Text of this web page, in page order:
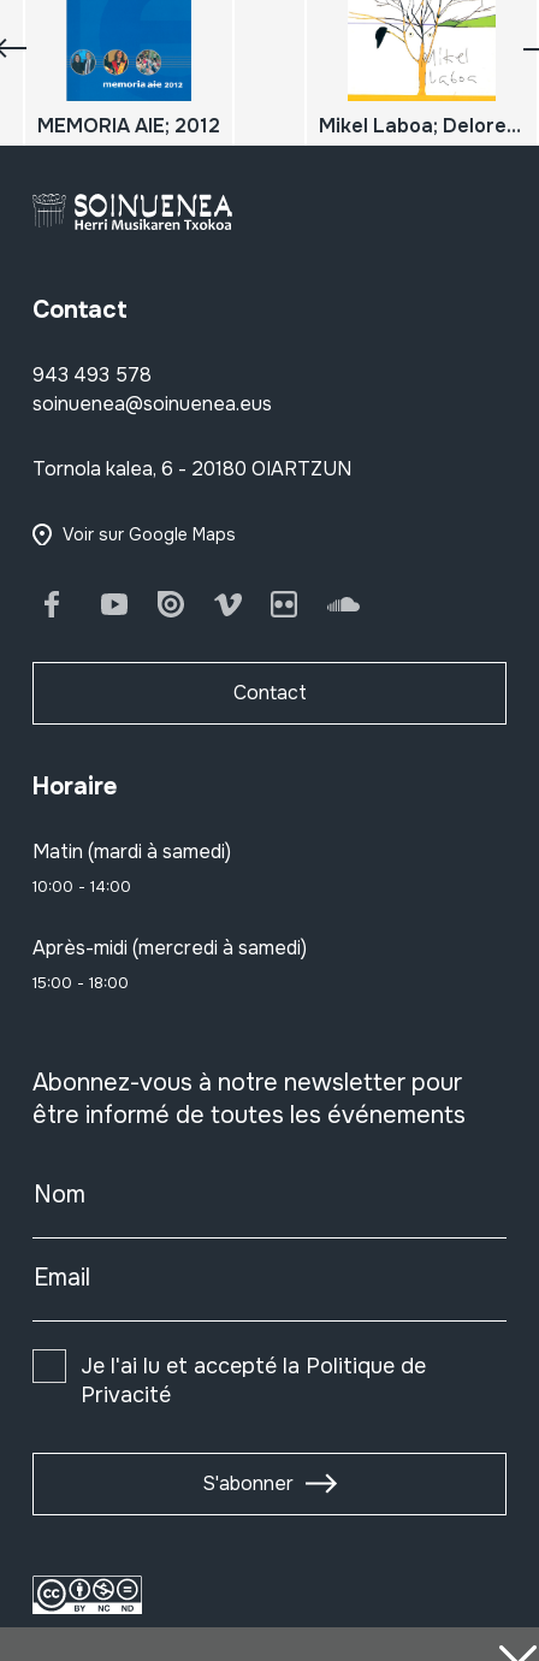
MEMORIA AIE; 2012 Mikel Laboa; Delorean
Contact
943 493 578
soinuenea@soinuenea.eus
Tornola kalea, 6 - 20180 OIARTZUN
Voir sur Google Maps
FacebookYoutube Issuu Vimeo Flickr SoundCloud
Contact
Horaire
Matin (mardi à samedi)
10:00 - 14:00
Après-midi (mercredi à samedi)
15:00 - 18:00
Abonnez-vous à notre newsletter pour
être informé de toutes les événements
Nom
Email
Je l'ai lu et accepté la Politique de
Privacité
S'abonner